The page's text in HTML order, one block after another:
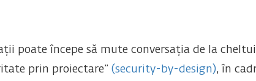
poate începe să mute conversația de la
prin proiectare” (security-by-design), în